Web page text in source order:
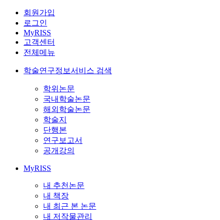
회원가입
로그인
MyRISS
고객센터
전체메뉴
학술연구정보서비스 검색
학위논문
국내학술논문
해외학술논문
학술지
단행본
연구보고서
공개강의
MyRISS
내 추천논문
내 책장
내 최근 본 논문
내 저작물관리